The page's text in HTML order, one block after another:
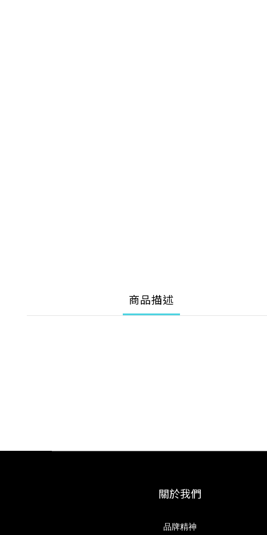
商品描述
關於我們
品牌精神